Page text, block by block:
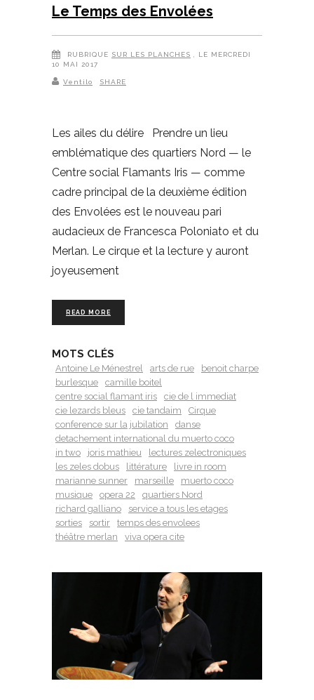
Le Temps des Envolées
RUBRIQUE SUR LES PLANCHES , LE MERCREDI
10 MAI 2017
Ventilo SHARE
Les ailes du délire Prendre un lieu
emblématique des quartiers Nord — le
Centre social Flamants Iris — comme
cadre principal de la deuxième édition
des Envolées est le nouveau pari
audacieux de Francesca Poloniato et du
Merlan. Le cirque et la lecture y auront
joyeusement
READ MORE
MOTS CLÉS
Antoine Le Ménestrel arts de rue
benoit charpe
burlesque
camille boitel
centre social flamant iris
cie de l immediat
cie lezards bleus
cie tandaim
Cirque
conference sur la jubilation
danse
detachement international du muerto coco
in two
joris mathieu
lectures zelectroniques
les zeles dobus
littérature
livre in room
marianne sunner
marseille
muerto coco
musique
opera 22
quartiers Nord
richard galliano
service a tous les etages
sorties
sortir
temps des envolees
théâtre merlan
viva opera cite